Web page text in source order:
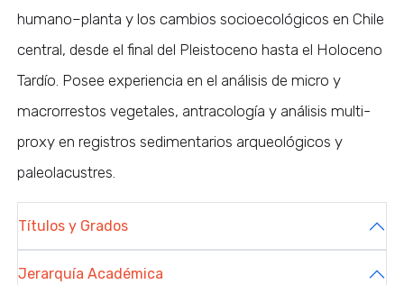
humano–planta y los cambios socioecológicos en Chile
central, desde el final del Pleistoceno hasta el Holoceno
Tardío. Posee experiencia en el análisis de micro y
macrorrestos vegetales, antracología y análisis multi-
proxy en registros sedimentarios arqueológicos y
paleolacustres.
Títulos y Grados
Jerarquía Académica